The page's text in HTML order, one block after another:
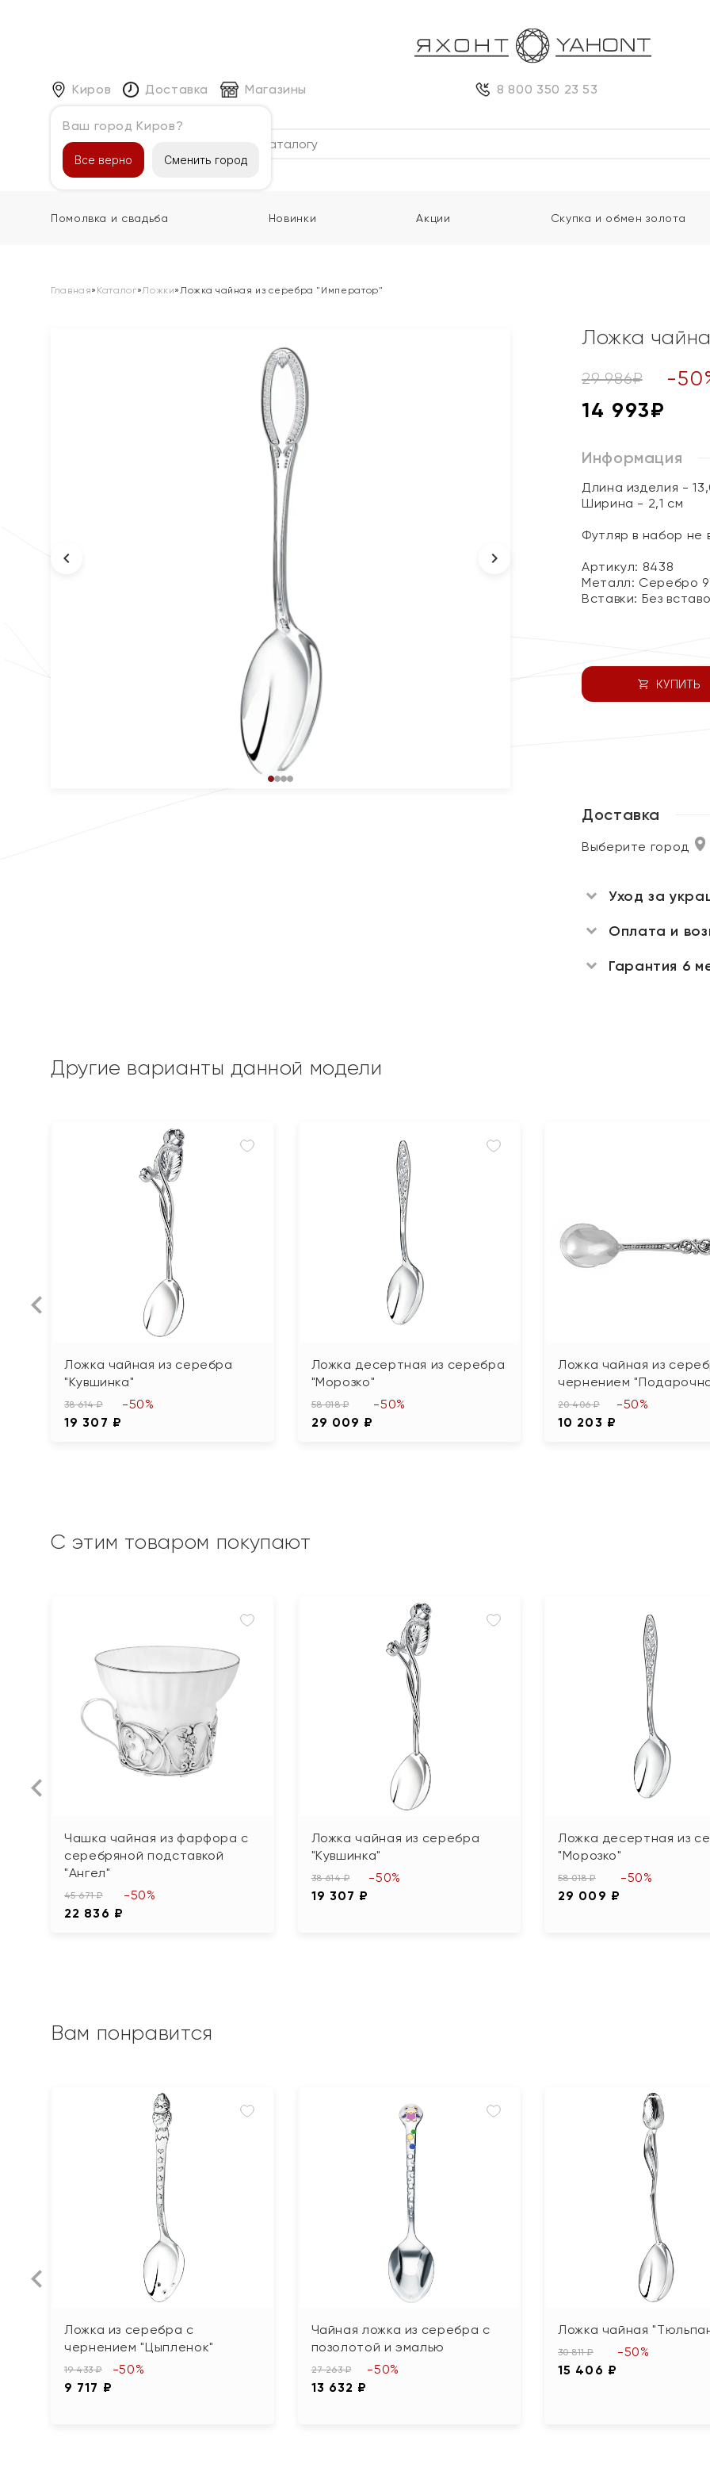
Киров
Ваш город Киров?
Все верно Сменить город
Доставка Магазины 8 800 350 23 53
Каталог
Помолвка и свадьба Новинки Акции Скупка и обмен золота
Главная» Каталог»Ложки»Ложка чайная из серебра "Император"
Ложка
29 986₽ -50
14 993₽
Информация
Длина изделия -
Ширина - 2,1 см
Футляр в набор не
Артикул: 8438
Металл: Серебро
Вставки: Без
КУПИТЬ
Доставка
Выберите город
Уход за
Оплата и
Гарантия 6
Другие варианты данной модели
Ложка чайная из серебра
"Кувшинка"
38 614 ₽
19 307 ₽
-50%
Ложка десертная из серебра
"Морозко"
58 018 ₽
29 009 ₽
-50%
Ложка чайная из
чернением
20 406 ₽
10 203 ₽
-50%
С этим товаром покупают
Чашка чайная из фарфора с
серебряной подставкой
"Ангел"
45 671 ₽
22 836 ₽
-50%
Ложка чайная из серебра
"Кувшинка"
38 614 ₽
19 307 ₽
-50%
Ложка десертная из
"Морозко"
58 018 ₽
29 009 ₽
-50%
Вам понравится
Ложка из серебра с
чернением "Цыпленок"
19 433 ₽
9 717 ₽
-50%
Чайная ложка из серебра с
позолотой и эмалью
27 263 ₽
13 632 ₽
-50%
Ложка чайная
30 811 ₽
15 406 ₽
-50%